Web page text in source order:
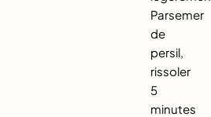
Parsemer
de
persil,
rissoler
5
minutes